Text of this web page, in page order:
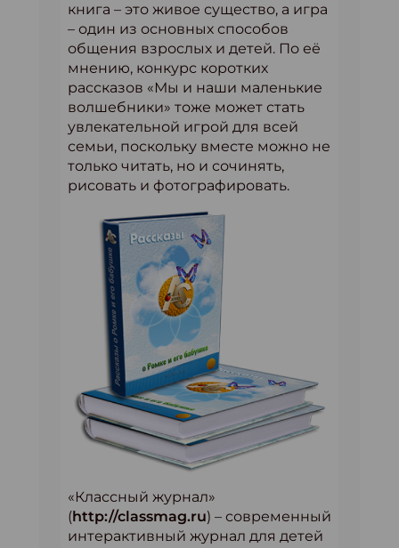
книга – это живое существо, а игра
– один из основных способов
общения взрослых и детей. По её
мнению, конкурс коротких
рассказов «Мы и наши маленькие
волшебники» тоже может стать
увлекательной игрой для всей
семьи, поскольку вместе можно не
только читать, но и сочинять,
рисовать и фотографировать.
«Классный журнал»
(http://classmag.ru) – современный
интерактивный журнал для детей